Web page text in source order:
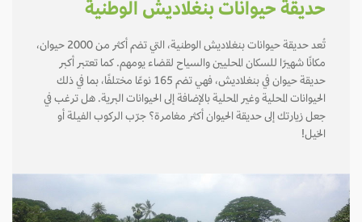
حديقة حيوانات بنغلاديش الوطنية
تُعد حديقة حيوانات بنغلاديش الوطنية، التي تضم أكثر من 2000 حيوان،
مكانًا شهيرًا للسكان المحليين والسياح لقضاء يومهم. كما تعتبر أكبر
حديقة حيوان في بنغلاديش، فهي تضم 165 نوعًا مختلفًا، بما في ذلك
الحيوانات المحلية وغير المحلية بالإضافة إلى الحيوانات البرية. هل ترغب في
جعل زيارتك إلى حديقة الحيوان أكثر مغامرة؟ جرّب الركوب الفيلة أو
الخيل!